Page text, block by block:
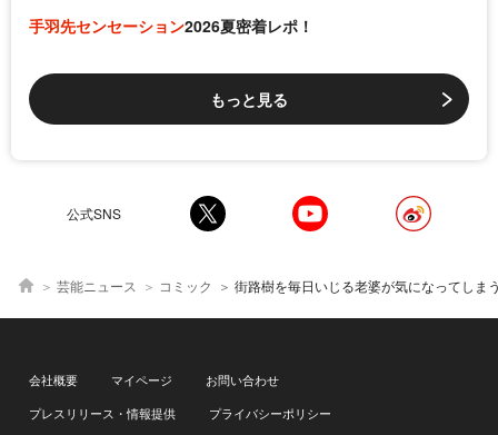
手羽先センセーション2026夏密着レポ！
もっと見る
公式SNS
芸能ニュース コミック 街路樹を毎日いじる老婆が気になってしまうOL…ある日、その土が血まみれだと気づくが「トラウマになりそう
会社概要 マイページ
お問い合わせ
プレスリリース・情報提供
プライバシーポリシー